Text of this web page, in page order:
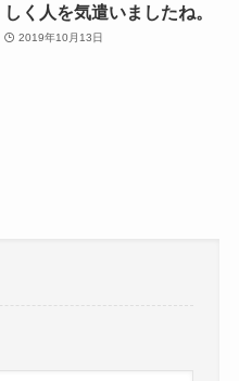
しく人を気遣いましたね。
2019年10月13日